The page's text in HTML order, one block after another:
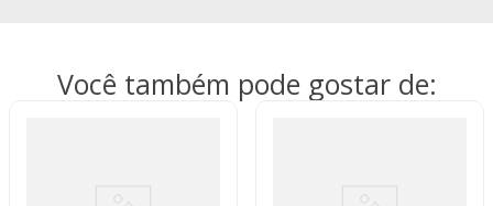
Você também pode gostar de: